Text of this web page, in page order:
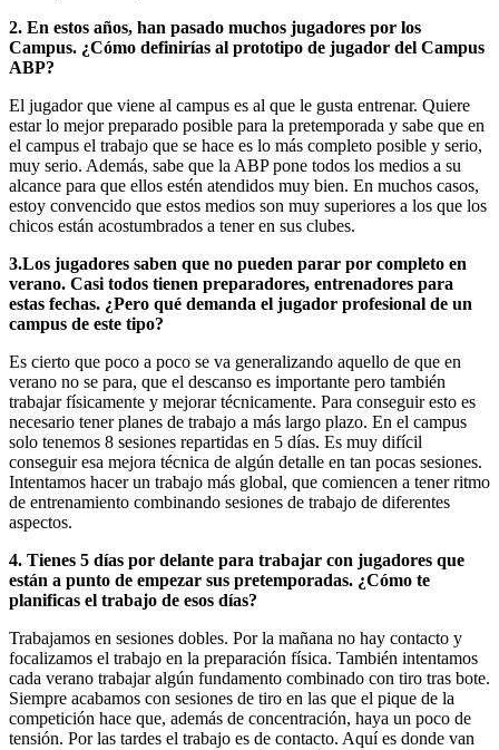
2. En estos años, han pasado muchos jugadores por los
Campus. ¿Cómo definirías al prototipo de jugador del Campus
ABP?
El jugador que viene al campus es al que le gusta entrenar. Quiere
estar lo mejor preparado posible para la pretemporada y sabe que en
el campus el trabajo que se hace es lo más completo posible y serio,
muy serio. Además, sabe que la ABP pone todos los medios a su
alcance para que ellos estén atendidos muy bien. En muchos casos,
estoy convencido que estos medios son muy superiores a los que los
chicos están acostumbrados a tener en sus clubes.
3.Los jugadores saben que no pueden parar por completo en
verano. Casi todos tienen preparadores, entrenadores para
estas fechas. ¿Pero qué demanda el jugador profesional de un
campus de este tipo?
Es cierto que poco a poco se va generalizando aquello de que en
verano no se para, que el descanso es importante pero también
trabajar físicamente y mejorar técnicamente. Para conseguir esto es
necesario tener planes de trabajo a más largo plazo. En el campus
solo tenemos 8 sesiones repartidas en 5 días. Es muy difícil
conseguir esa mejora técnica de algún detalle en tan pocas sesiones.
Intentamos hacer un trabajo más global, que comiencen a tener ritmo
de entrenamiento combinando sesiones de trabajo de diferentes
aspectos.
4. Tienes 5 días por delante para trabajar con jugadores que
están a punto de empezar sus pretemporadas. ¿Cómo te
planificas el trabajo de esos días?
Trabajamos en sesiones dobles. Por la mañana no hay contacto y
focalizamos el trabajo en la preparación física. También intentamos
cada verano trabajar algún fundamento combinado con tiro tras bote.
Siempre acabamos con sesiones de tiro en las que el pique de la
competición hace que, además de concentración, haya un poco de
tensión. Por las tardes el trabajo es de contacto. Aquí es donde van